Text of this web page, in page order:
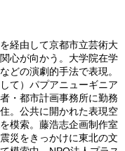
経由して京都市立芸術大
心が向かう。大学院在学
どの演劇的手法で表現。
て）パプアニューギニア
・都市計画事務所に勤務
。公共に開かれた表現空
模索。藤浩志企画制作室
災をきっかけに東北の文